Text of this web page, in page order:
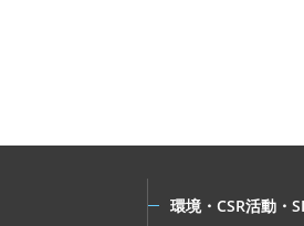
環境・CSR活動・